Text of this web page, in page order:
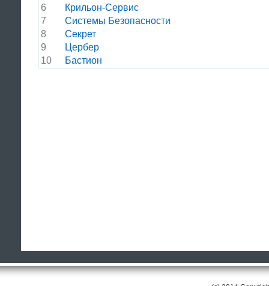
6
Крильон-Сервис
7
Системы Безопасности
8
Секрет
9
Цербер
10
Бастион